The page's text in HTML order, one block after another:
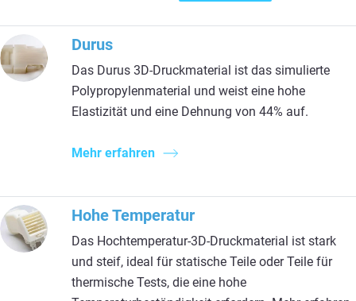
Durus
Das Durus 3D-Druckmaterial ist das simulierte
Polypropylenmaterial und weist eine hohe
Elastizität und eine Dehnung von 44% auf.
Mehr erfahren
Hohe Temperatur
Das Hochtemperatur-3D-Druckmaterial ist stark
und steif, ideal für statische Teile oder Teile für
thermische Tests, die eine hohe